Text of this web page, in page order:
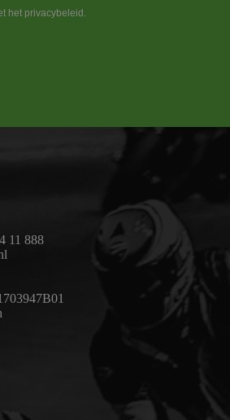
het privacybeleid.
11 888